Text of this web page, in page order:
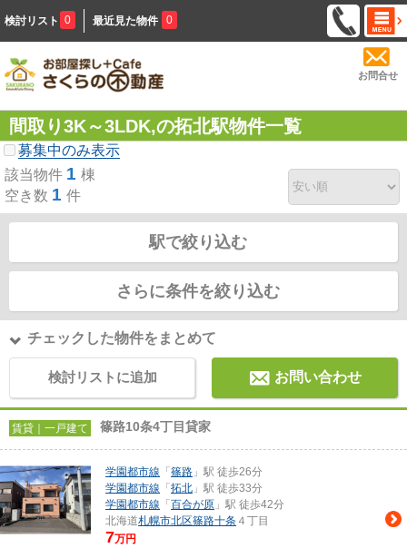
検討リスト 0 最近見た物件 0
お問合せ
間取り3K～3LDK,の拓北駅物件一覧
募集中のみ表示
該当物件 1 棟
空き数 1 件
駅で絞り込む
さらに条件を絞り込む
チェックした物件をまとめて
検討リストに追加 お問い合わせ
賃貸｜一戸建て 篠路10条4丁目貸家
学園都市線 「 篠路 」駅 徒歩26分
学園都市線 「 拓北 」駅 徒歩33分
学園都市線 「 百合が原 」駅 徒歩42分
北海道札幌市北区篠路十条 ４丁目
7万円